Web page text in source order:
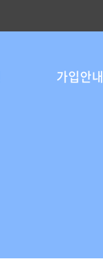
가입안내